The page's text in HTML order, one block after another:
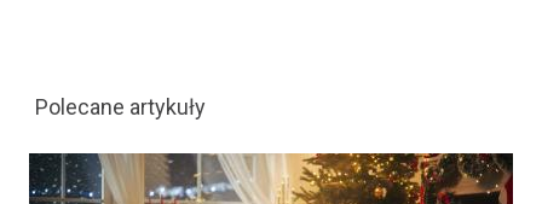
Polecane artykuły